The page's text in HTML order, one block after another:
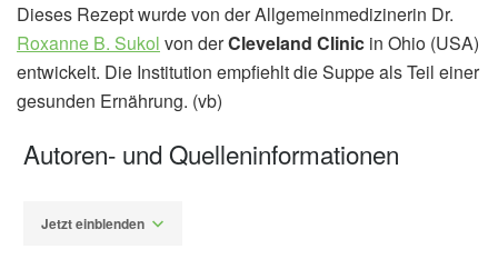
Dieses Rezept wurde von der Allgemeinmedizinerin Dr.
Roxanne B. Sukol von derCleveland Clinic in Ohio (USA)
entwickelt. Die Institution empfiehlt die Suppe als Teil einer
gesunden Ernährung. (vb)
Autoren- und Quelleninformationen
Jetzt einblenden